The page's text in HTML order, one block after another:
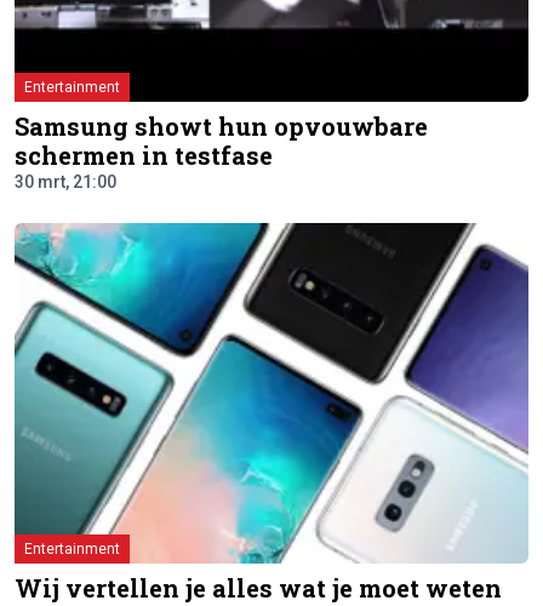
Entertainment
Samsung showt hun opvouwbare
schermen in testfase
30 mrt, 21:00
Entertainment
Wij vertellen je alles wat je moet weten